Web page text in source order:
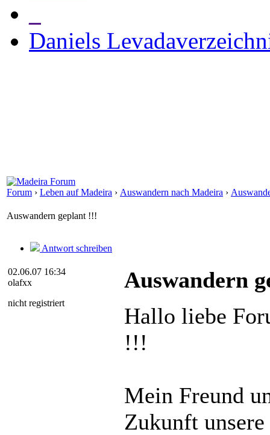
Daniels
Forum › Leben auf Madeira › Auswandern nach Madeira ›
Auswandern geplant !!!
Antwort schreiben
02.06.07 16:34
olafxx
nicht registriert
Auswandern
Hallo liebe
!!!
Mein Freund
Zukunft